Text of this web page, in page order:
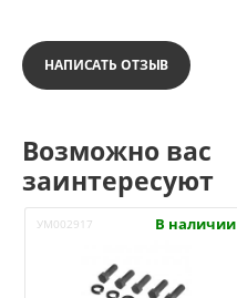
НАПИСАТЬ ОТЗЫВ
Возможно вас
заинтересуют
УМ002917 В наличии